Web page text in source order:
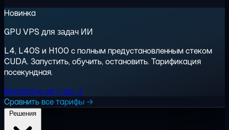
Новинка
GPU VPS для задач ИИ
L4, L40S и H100 с полным предустановленным стеком
CUDA. Запустить, обучить, остановить. Тарификация
посекундная.
Бесплатно на 1 час →
Сравнить все тарифы →